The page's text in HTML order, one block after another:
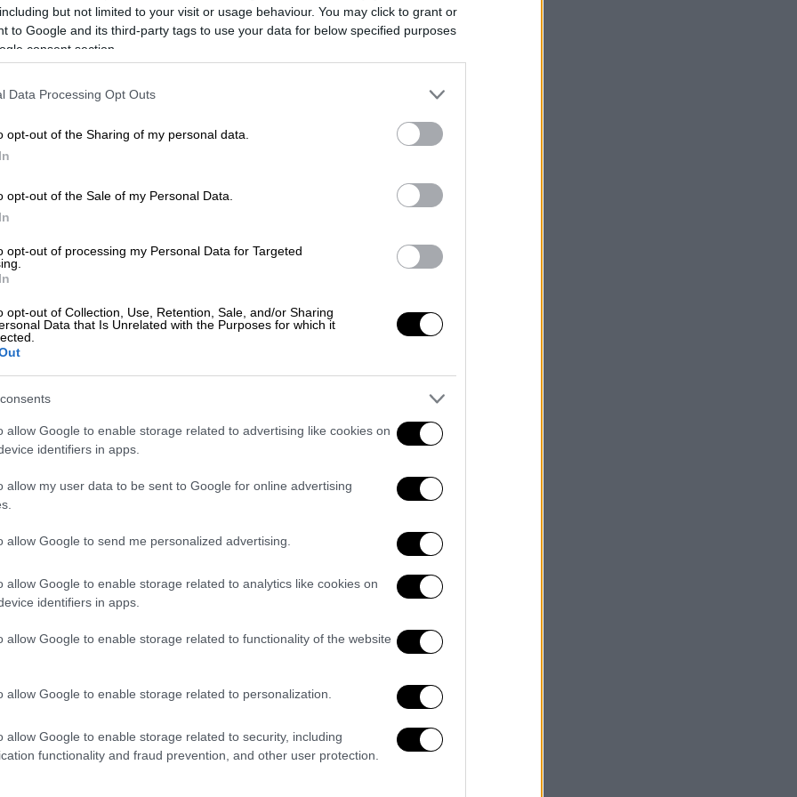
but not limited to your visit or usage behaviour. You may click to grant or
to Google and its third-party tags to use your data for below specified purposes
consent section.
Data Processing Opt Outs
opt-out of the Sharing of my personal data.
opt-out of the Sale of my Personal Data.
opt-out of processing my Personal Data for Targeted
opt-out of Collection, Use, Retention, Sale, and/or Sharing
Data that Is Unrelated with the Purposes for which it
allow Google to enable storage related to advertising like cookies on
identifiers in apps.
allow my user data to be sent to Google for online advertising
allow Google to send me personalized advertising.
allow Google to enable storage related to analytics like cookies on
identifiers in apps.
allow Google to enable storage related to functionality of the website
allow Google to enable storage related to personalization.
allow Google to enable storage related to security, including
functionality and fraud prevention, and other user protection.
σεκάποιοσημείοαπεικονίζονταινα
στο κανάλι του Youtube.
με το
στα δικαστήρια της πρώην
ενώπιον του ανακριτή και του
με τις
όλες αυτές τις
Προστασίας του Πολίτη,
ομόλογότου παραπάνω από μία
ο βιαστής και να οδηγηθεί στην Αθήνα
βίασε
ακόμα μία μέσα στο αυτοκίνητο
Αλβανίας, όπου διαμένει μόνιμα και ο
Δευτέρας έφτασαν στη σύλληψή του
έδαφος και η παράδοσή του έγινε
.
γνωστός και στην Αστυνομία της
και τις επόμενες ώρες ενδέχεται να
εγκληματικές πράξεις. Ο συνδικαλιστής
στον ΣΚΑΪ ότι ο άνδρας
παράνομα κυκλώματα».
γνωστή το πρωί της Τρίτης με ανάρτησή
του Πολίτη,